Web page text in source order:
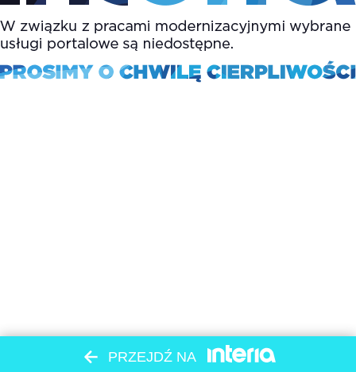
PRZEJDŹ NA